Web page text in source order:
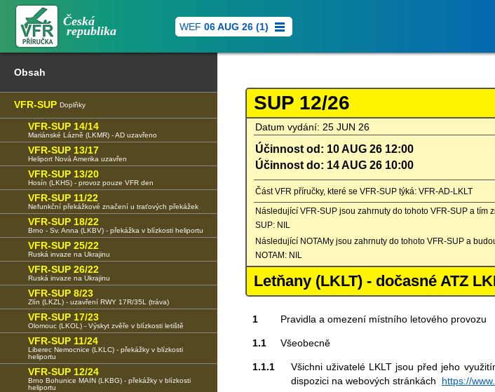
Česká
republika WEF 06 AUG 26 (1)
SUP 12/26
Datum vydání: 25 JUN 26
Účinnost od: 10 AUG 26 12:00
Účinnost do: 14 AUG 26 10:00
Část VFR příručky, které se VFR-SUP týká: VFR-AD-LKLT
Následující VFR-SUP jsou zahrnuty do tohoto VFR-SUP a tím
SUP: NIL
Následující NOTAMy jsou zahrnuty do tohoto VFR-SUP a
NOTAM: NIL
Letňany (LKLT) - dočasné ATZ
1 Pravidla a omezení místního letového provozu
1.1 Všeobecně
1.1.1
Všichni uživatelé LKLT jsou před jeho
dispozici na webových stránkách https://
Obsah
VFR-SUP Doplňky
VFR-SUP 14/14
Mariánské Lázně (LKMR) - AD uzavřeno
VFR-SUP 13/17
Heliport Nová Amerika uzavřen
VFR-SUP 13/20
Hosín (LKHS) - provoz pouze VFR den
VFR-SUP 11/22
Nefunkční překážkové značení u traťových překážek
VFR-SUP 18/22
Brno - Sv. Anna (LKBV) - překážka v blízkosti heliportu
VFR-SUP 25/22
Ruská invaze na Ukrajinu
VFR-SUP 26/22
Ruská invaze na Ukrajinu
VFR-SUP 8/23
Zlín (LKZL) - uzavření RWY 17R/35L (tráva)
VFR-SUP 17/23
Olomouc (LKOL) - Výskyt zvěře v blízkosti letiště
VFR-SUP 11/24
Liberec Nemocnice (LKLC) - překážky v blízkosti
heliportu
VFR-SUP 12/24
Brno Bohunice MAIN (LKBG) - překážky v blízkosti
heliportu